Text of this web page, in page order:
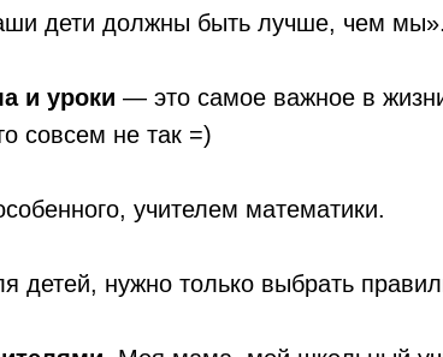
дети должны быть лучше, чем
и уроки — это самое важное в
совсем не так =)
учителем математики.
детей, нужно только выбрать